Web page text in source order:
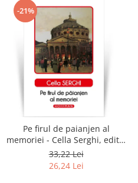
-21%
Pe firul de paianjen al
memoriei - Cella Serghi, editia
2020
33,22 Lei
26,24 Lei